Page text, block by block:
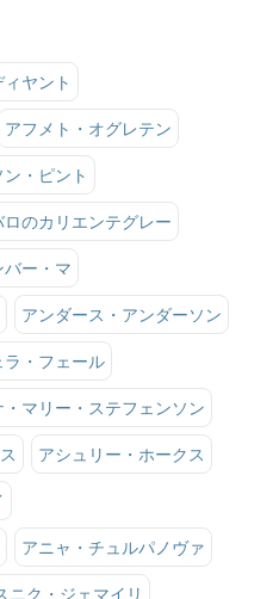
ヤント
アフメト・オグレテン
ン・ピント
ロのカリエンテグレー
バー・マ
アンダース・アンダーソン
ラ・フェール
・マリー・ステフェンソン
アシュリー・ホークス
アニャ・チュルパノヴァ
ニク・ジェマイリ